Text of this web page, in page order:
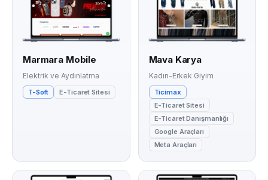
Marmara Mobile
Elektrik ve Aydınlatma
T-Soft E-Ticaret Sitesi
Mava Karya
Kadın-Erkek Giyim
Ticimax
E-Ticaret Sitesi
E-Ticaret Danışmanlığı
Google Araçları
Meta Araçları